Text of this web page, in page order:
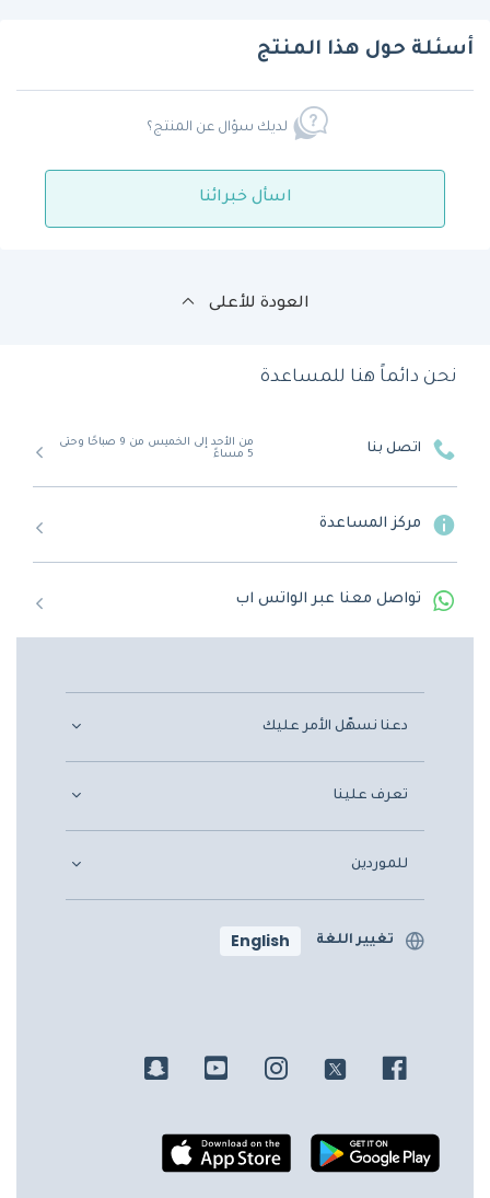
أسئلة حول هذا المنتج
لديك سؤال عن المنتج؟
اسأل خبرائنا
العودة للأعلى
نحن دائماً هنا للمساعدة
اتصل بنا
من الأحد إلى الخميس من 9 صباحًا وحتى
5 مساءً
مركز المساعدة
تواصل معنا عبر الواتس اب
دعنا نسهّل الأمر عليك
تعرف علينا
للموردين
تغيير اللغة English